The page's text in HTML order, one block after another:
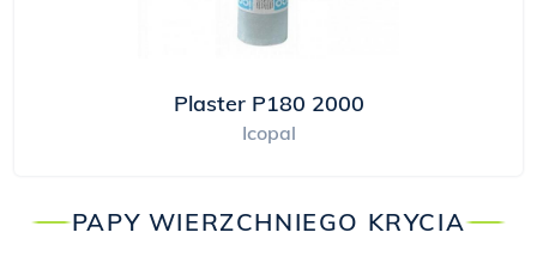
Plaster P180 2000
Icopal
PAPY WIERZCHNIEGO KRYCIA